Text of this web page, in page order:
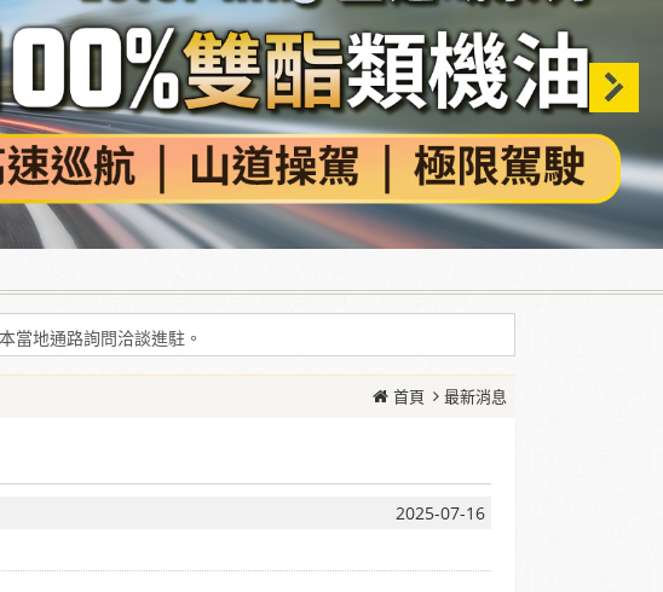
力減低、油耗增加等現象
當地通路詢問洽談進駐。
力減低、油耗增加等現象
首頁 最新消息
2025-07-16